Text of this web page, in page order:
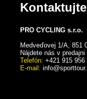
PRO CYCLING s.r.o.
Medveďovej 1/A, 851
Nájdete nás v
Telefón: +421 915
E-mail: